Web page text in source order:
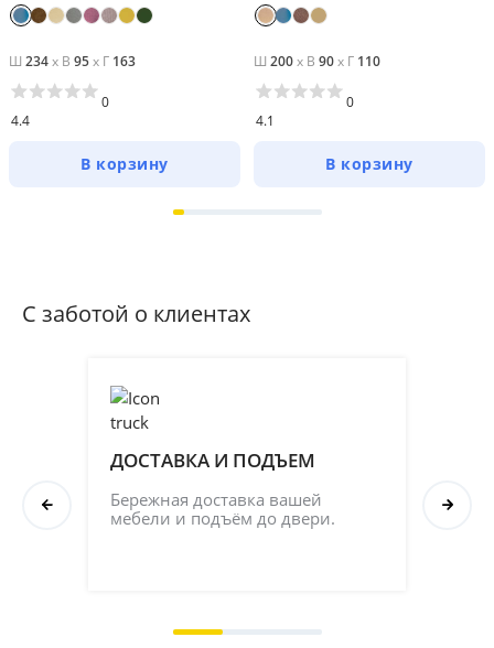
Ш 234x В 95x Г 163
4.4
0
В корзину
Ш 200x В 90x Г 110
4.1
0
В корзину
С заботой о клиентах
ДОСТАВКА И ПОДЪЕМ
Бережная доставка вашей
мебели и подъём до двери.